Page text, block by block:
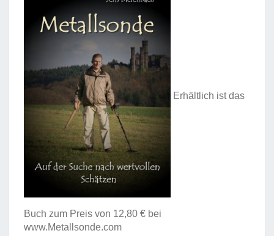
Erhältlich ist das
Buch zum Preis von 12,80 € bei
www.Metallsonde.com